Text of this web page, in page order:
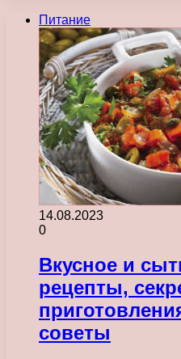
Питание
14.08.2023
0
Вкусное и
рецепты,
советы